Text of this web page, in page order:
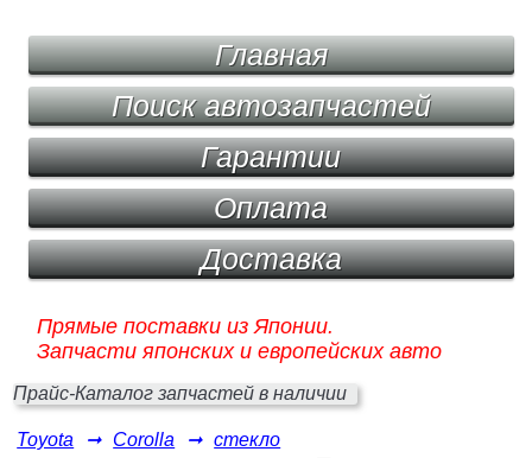
Главная
Поиск автозапчастей
Гарантии
Оплата
Доставка
Прямые поставки из Японии.
Запчасти японских и европейских авто
Прайс-Каталог запчастей в наличии
Toyota ➞ Corolla ➞ стекло